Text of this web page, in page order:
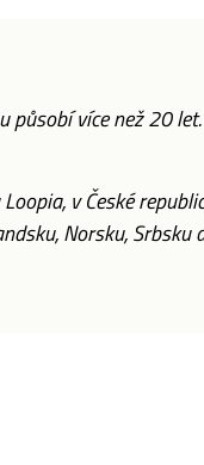
více než 20
v České
Norsku, Srbsku